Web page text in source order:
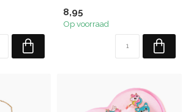
8,95
Op voorraad